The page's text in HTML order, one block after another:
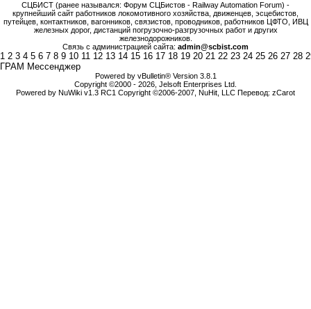
СЦБИСТ (ранее назывался: Форум СЦБистов - Railway Automation Forum) -
крупнейший сайт работников локомотивного хозяйства, движенцев, эсцебистов,
путейцев, контактников, вагонников, связистов, проводников, работников ЦФТО, ИВЦ
железных дорог, дистанций погрузочно-разгрузочных работ и других
железнодорожников.
Связь с администрацией сайта: admin@scbist.com
1 2 3 4 5 6 7 8 9 10 11 12 13 14 15 16 17 18 19 20 21 22 23 24 25 26 27 28
ГРАМ Мессенджер
Powered by vBulletin® Version 3.8.1
Copyright ©2000 - 2026, Jelsoft Enterprises Ltd.
Powered by NuWiki v1.3 RC1 Copyright ©2006-2007, NuHit, LLC Перевод: zCarot